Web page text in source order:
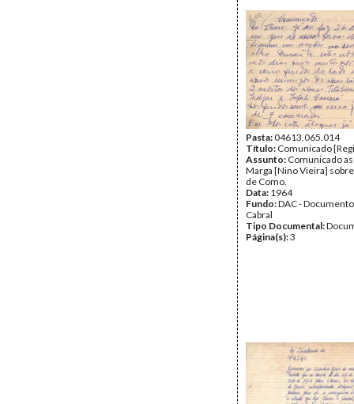
Talico e Tambato,
a 2 km da vila de Bissorã.
Remetente:Ambrósio
(Osvaldo Vieira)
Destinatário:Amílcar
Secretário Geral do
Data: Domingo, 10 de
1963
Fundo:DAC -
Cabral
Tipo Documental:
Página(s):3
Pasta:04613.065.014
Título: Comunicado
Assunto: Comunicado
Marga [Nino Vieira] sobre
de Como.
Data: 1964
Fundo:DAC -
Cabral
Tipo Documental:
Página(s):3